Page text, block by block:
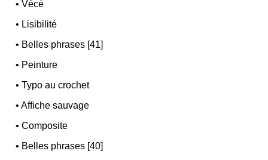
•Vécé
• Lisibilité
• Belles phrases [41]
• Peinture
•Typo au crochet
•Affiche sauvage
•Composite
• Belles phrases [40]